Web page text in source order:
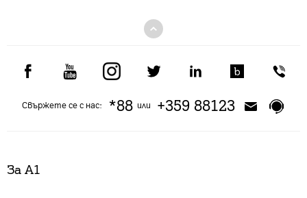
Свържете се с нас: *88или +359 88123
За А1